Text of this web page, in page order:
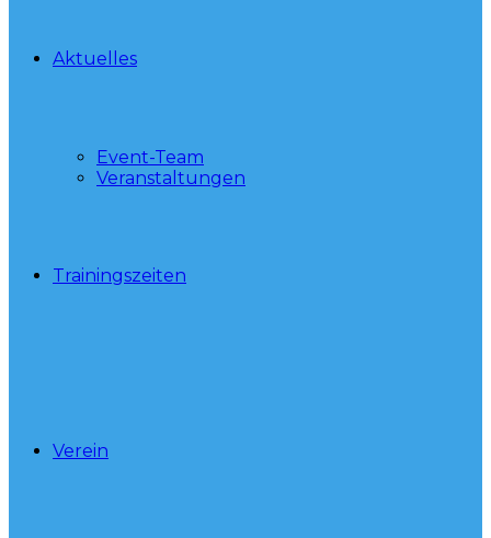
Aktuelles
Event-Team
Veranstaltungen
Trainingszeiten
Verein